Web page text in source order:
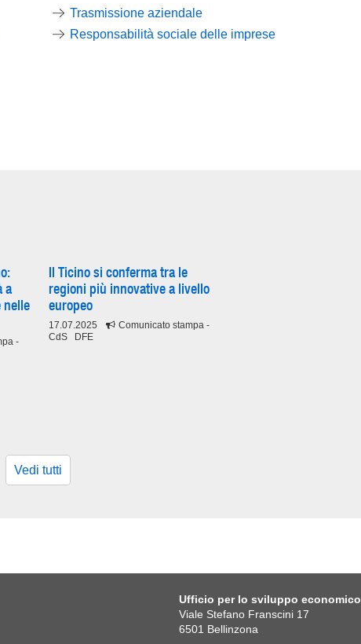
Trasmissione aziendale
Responsabilità sociale delle imprese
a
nelle
-
Il Ticino si conferma tra le
regioni più innovative a livello
europeo
17.07.2025 Comunicato stampa -
CdS DFE
Vedi tutti
Ufficio per lo sviluppo economico
Viale Stefano Franscini 17
6501 Bellinzona